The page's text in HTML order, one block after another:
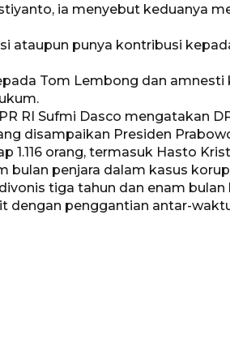
ia menyebut keduanya
ataupun punya kontribusi
Tom Lembong dan amnesti
RI Sufmi Dasco mengatakan
disampaikan Presiden
orang, termasuk Hasto
bulan penjara dalam kasus
tiga tahun dan enam bulan
penggantian antar-